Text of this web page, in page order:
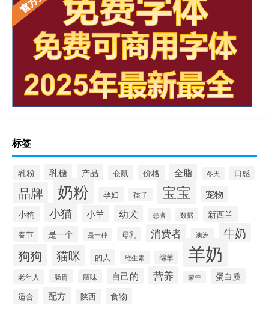
标签
乳粉 乳糖 产品 仓鼠 价格 全脂 冬天 口感
品牌 奶粉 孕妇 孩子 宝宝 宠物
小狗 小猫 小羊 幼犬 患者 数据 新西兰
春节 是一个 是一种 母乳 消费者 澳洲 牛奶
狗狗 猫咪 的人 维生素 绵羊 羊奶
老年人 肠胃 膻味 自己的 营养 蒙牛 蛋白质
适合 配方 陕西 食物